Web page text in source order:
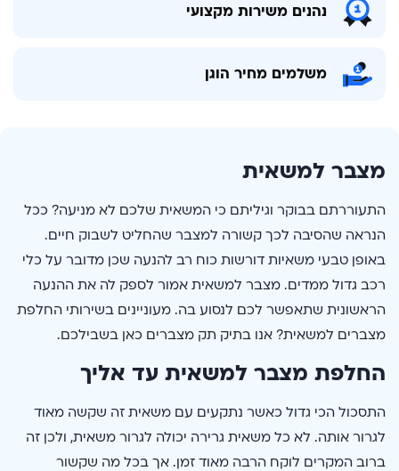
נהנים משירות מקצועי
משלמים מחיר הוגן
מצבר למשאית
התעוררתם בבוקר וגיליתם כי המשאית שלכם לא מניעה? ככל
הנראה שהסיבה לכך קשורה למצבר שהחליט לשבוק חיים.
באופן טבעי משאיות דורשות כוח רב להנעה שכן מדובר על כלי
רכב גדול ממדים. מצבר למשאית אמור לספק לה את ההנעה
הראשונית שתאפשר לכם לנסוע בה. מעוניינים בשירותי החלפת
מצברים למשאית? אנו בתיק תק מצברים כאן בשבילכם.
החלפת מצבר למשאית עד אליך
התסכול הכי גדול כאשר נתקעים עם משאית זה שקשה מאוד
לגרור אותה. לא כל משאית גרירה יכולה לגרור משאית, ולכן זה
ברוב המקרים לוקח הרבה מאוד זמן. אך בכל מה שקשור